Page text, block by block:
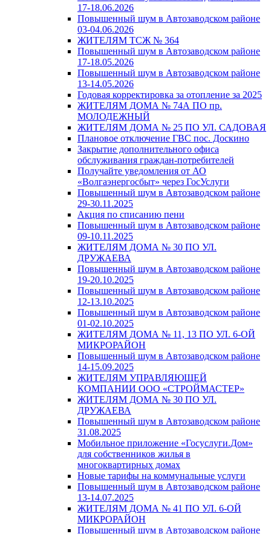
17-18.06.2026
Повышенный шум в Автозаводском районе
03-04.06.2026
ЖИТЕЛЯМ ТСЖ № 364
Повышенный шум в Автозаводском районе
17-18.05.2026
Повышенный шум в Автозаводском районе
13-14.05.2026
Годовая корректировка за отопление за 2025
ЖИТЕЛЯМ ДОМА № 74А ПО пр.
МОЛОДЕЖНЫЙ
ЖИТЕЛЯМ ДОМА № 25 ПО УЛ. САДОВАЯ
Плановое отключение ГВС пос. Доскино
Закрытие дополнительного офиса
обслуживания граждан-потребителей
Получайте уведомления от АО
«Волгаэнергосбыт» через ГосУслуги
Повышенный шум в Автозаводском районе
29-30.11.2025
Акция по списанию пени
Повышенный шум в Автозаводском районе
09-10.11.2025
ЖИТЕЛЯМ ДОМА № 30 ПО УЛ.
ДРУЖАЕВА
Повышенный шум в Автозаводском районе
19-20.10.2025
Повышенный шум в Автозаводском районе
12-13.10.2025
Повышенный шум в Автозаводском районе
01-02.10.2025
ЖИТЕЛЯМ ДОМА № 11, 13 ПО УЛ. 6-ОЙ
МИКРОРАЙОН
Повышенный шум в Автозаводском районе
14-15.09.2025
ЖИТЕЛЯМ УПРАВЛЯЮЩЕЙ
КОМПАНИИ ООО «СТРОЙМАСТЕР»
ЖИТЕЛЯМ ДОМА № 30 ПО УЛ.
ДРУЖАЕВА
Повышенный шум в Автозаводском районе
31.08.2025
Мобильное приложение «Госуслуги.Дом»
для собственников жилья в
многоквартирных домах
Новые тарифы на коммунальные услуги
Повышенный шум в Автозаводском районе
13-14.07.2025
ЖИТЕЛЯМ ДОМА № 41 ПО УЛ. 6-ОЙ
МИКРОРАЙОН
Повышенный шум в Автозаводском районе